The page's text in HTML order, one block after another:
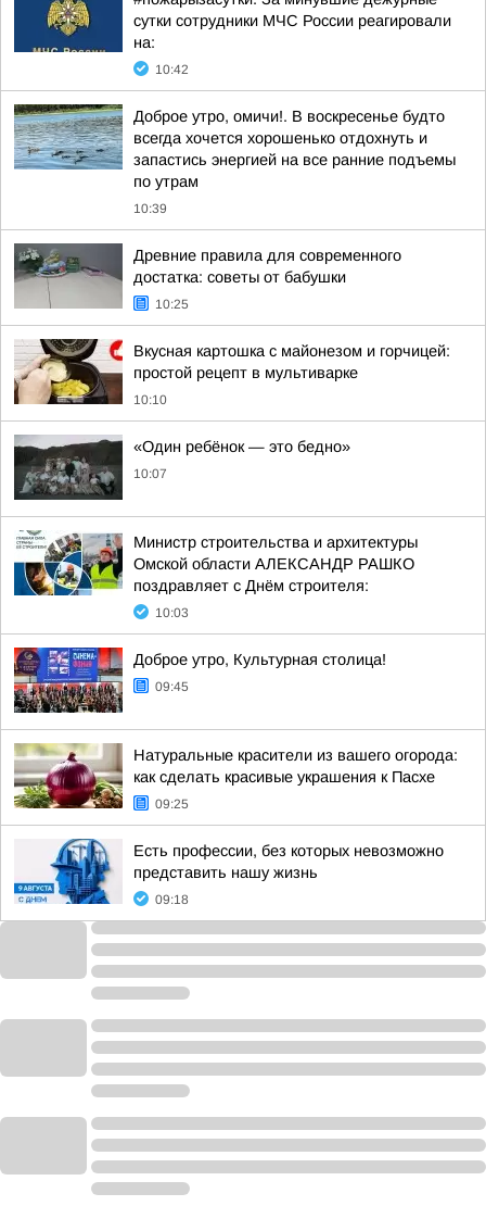
сутки сотрудники МЧС России реагировали
на:
10:42
Доброе утро, омичи!. В воскресенье будто
всегда хочется хорошенько отдохнуть и
запастись энергией на все ранние подъемы
по утрам
10:39
Древние правила для современного
достатка: советы от бабушки
10:25
Вкусная картошка с майонезом и горчицей:
простой рецепт в мультиварке
10:10
«Один ребёнок — это бедно»
10:07
Министр строительства и архитектуры
Омской области АЛЕКСАНДР РАШКО
поздравляет с Днём строителя:
10:03
Доброе утро, Культурная столица!
09:45
Натуральные красители из вашего огорода:
как сделать красивые украшения к Пасхе
09:25
Есть профессии, без которых невозможно
представить нашу жизнь
09:18